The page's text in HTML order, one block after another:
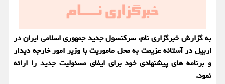
به گزارش خبرگزاری نام، سرکنسول جدید جمهوری اسلامی ایران در
اربیل در آستانه عزیمت به محل ماموریت با وزیر امور خارجه دیدار
و برنامه های پیشنهادی خود برای ایفای مسئولیت جدید را ارائه
نمود.